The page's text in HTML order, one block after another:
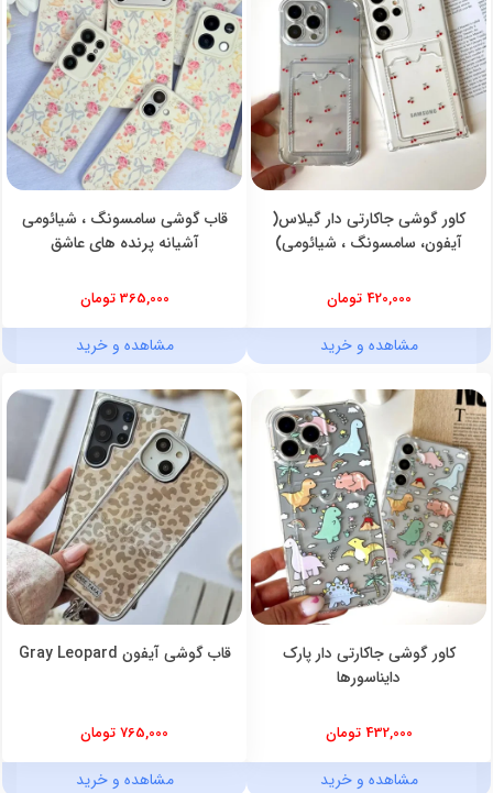
کاور گوشی جاکارتی دار گیلاس(
آیفون، سامسونگ ، شیائومی)
420,000 تومان
مشاهده و خرید
قاب گوشی سامسونگ ، شیائومی
آشیانه پرنده های عاشق
365,000 تومان
مشاهده و خرید
کاور گوشی جاکارتی دار پارک
دایناسورها
432,000 تومان
مشاهده و خرید
قاب گوشی آیفون Gray Leopard
765,000 تومان
مشاهده و خرید